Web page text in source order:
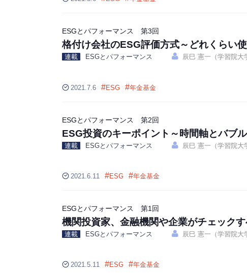
ESGとパフォーマンス 第3回
格付け会社のESG評価方式～どれくらい
連載 ESGとパフォーマンス 辰巳 憲一（学習院大
2021.7.6 #ESG #年金基金
ESGとパフォーマンス 第2回
ESG投資のキーポイント～時間軸とバブル
連載 ESGとパフォーマンス 辰巳 憲一（学習院大
2021.6.11 #ESG #年金基金
ESGとパフォーマンス 第1回
機関投資家、金融機関や企業がチェックす
連載 ESGとパフォーマンス 辰巳 憲一（学習院大
2021.5.11 #ESG #年金基金